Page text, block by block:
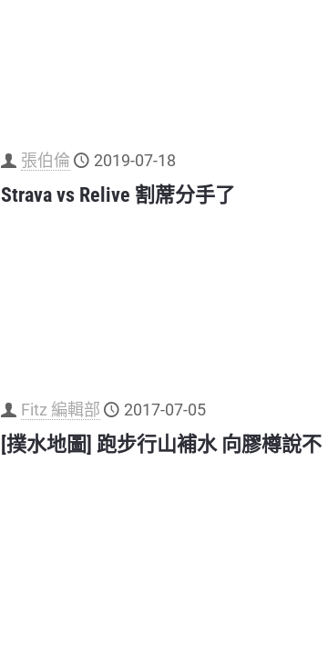
張伯倫 2019-07-18
Strava vs Relive 割蓆分手了
Fitz 編輯部 2017-07-05
[撲水地圖] 跑步行山補水 向膠樽說不